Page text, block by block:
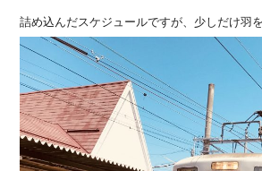
詰め込んだスケジュールですが、少しだけ羽